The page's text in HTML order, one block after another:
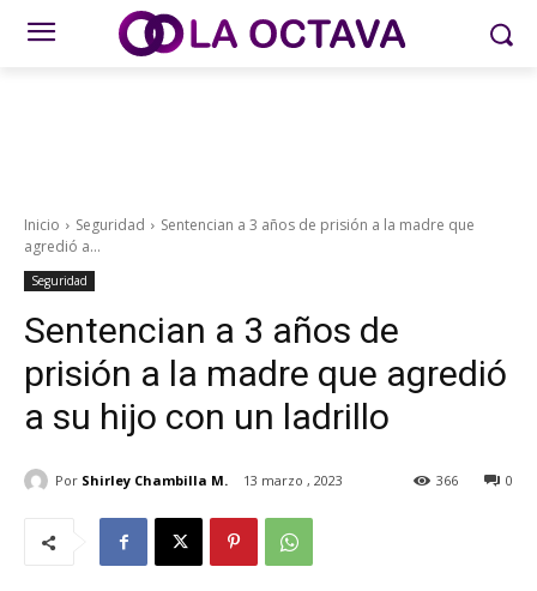
Inicio Seguridad
Sentencian a 3 años de prisión a la madre que
agredió a...
Seguridad
Sentencian a 3 años de
prisión a la madre que agredió
a su hijo con un ladrillo
Por Shirley Chambilla M. 13 marzo , 2023 0
366